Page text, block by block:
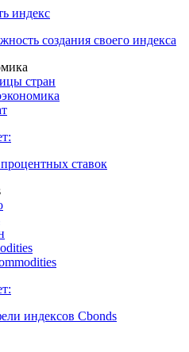
индекс
создания своего индекса
стран
ставок
индексов Cbonds